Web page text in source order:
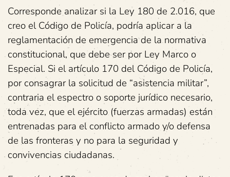
Corresponde analizar si la Ley 180 de 2.016, que
creo el Código de Policía, podría aplicar a la
reglamentación de emergencia de la normativa
constitucional, que debe ser por Ley Marco o
Especial. Si el artículo 170 del Código de Policía,
por consagrar la solicitud de “asistencia militar”,
contraria el espectro o soporte jurídico necesario,
toda vez, que el ejército (fuerzas armadas) están
entrenadas para el conflicto armado y/o defensa
de las fronteras y no para la seguridad y
convivencias ciudadanas.